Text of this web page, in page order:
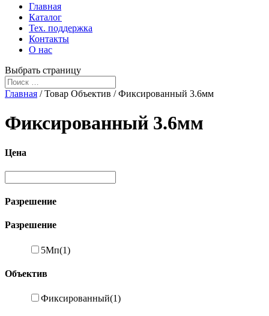
Главная
Каталог
Тех. поддержка
Контакты
О нас
Выбрать страницу
Главная / Товар Объектив / Фиксированный 3.6мм
Фиксированный 3.6мм
Цена
Разрешение
Разрешение
5Мп(1)
Объектив
Фиксированный(1)